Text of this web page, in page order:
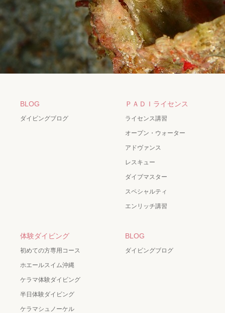
BLOG
ダイビングブログ
ＰＡＤＩライセンス
ライセンス講習
オープン・ウォーター
アドヴァンス
レスキュー
ダイブマスター
スペシャルティ
エンリッチ講習
体験ダイビング
初めての方専用コース
ホエールスイム沖縄
ケラマ体験ダイビング
半日体験ダイビング
ケラマシュノーケル
BLOG
ダイビングブログ